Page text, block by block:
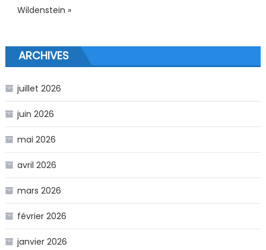
Wildenstein »
ARCHIVES
juillet 2026
juin 2026
mai 2026
avril 2026
mars 2026
février 2026
janvier 2026